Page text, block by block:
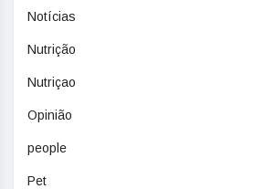
Notícias
Nutrição
Nutriçao
Opinião
people
Pet